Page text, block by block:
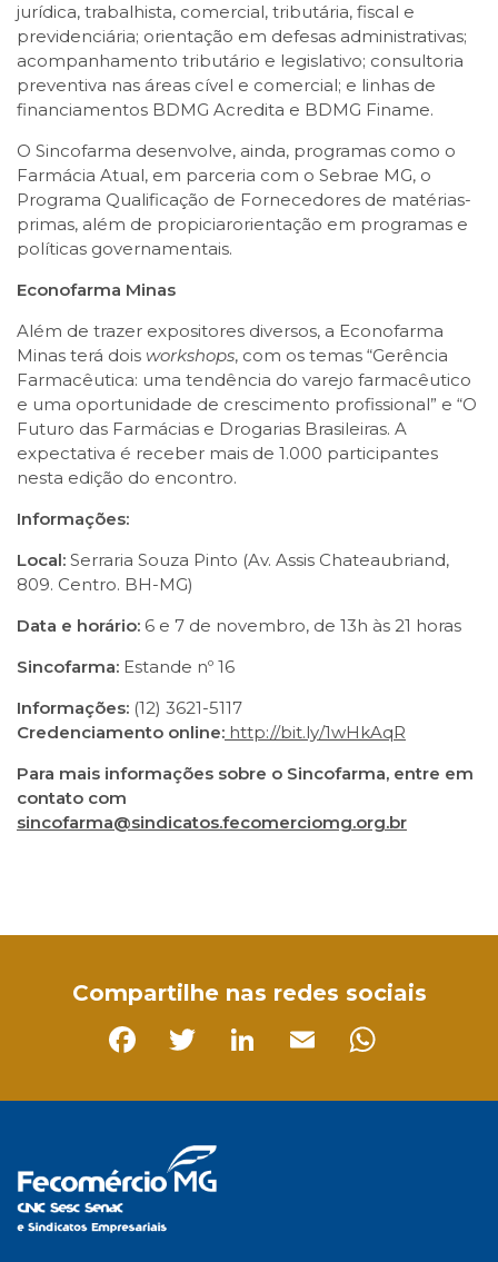
jurídica, trabalhista, comercial, tributária, fiscal e
previdenciária; orientação em defesas administrativas;
acompanhamento tributário e legislativo; consultoria
preventiva nas áreas cível e comercial; e linhas de
financiamentos BDMG Acredita e BDMG Finame.
O Sincofarma desenvolve, ainda, programas como o
Farmácia Atual, em parceria com o Sebrae MG, o
Programa Qualificação de Fornecedores de matérias-
primas, além de propiciarorientação em programas e
políticas governamentais.
Econofarma Minas
Além de trazer expositores diversos, a Econofarma
Minas terá dois workshops, com os temas “Gerência
Farmacêutica: uma tendência do varejo farmacêutico
e uma oportunidade de crescimento profissional” e “O
Futuro das Farmácias e Drogarias Brasileiras. A
expectativa é receber mais de 1.000 participantes
nesta edição do encontro.
Informações:
Local: Serraria Souza Pinto (Av. Assis Chateaubriand,
809. Centro. BH-MG)
Data e horário: 6 e 7 de novembro, de 13h às 21 horas
Sincofarma: Estande nº 16
Informações: (12) 3621-5117
Credenciamento online: http://bit.ly/1wHkAqR
Para mais informações sobre o Sincofarma, entre em
contato com
sincofarma@sindicatos.fecomerciomg.org.br
Compartilhe nas redes sociais